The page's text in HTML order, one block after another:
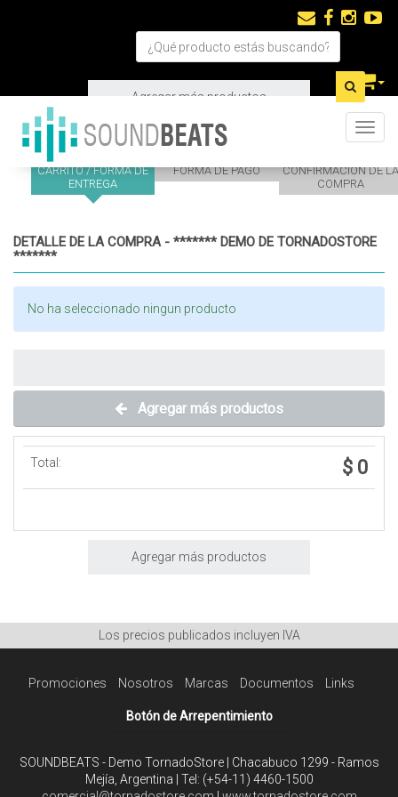
Agregar más productos
CARRITO / FORMA DE
ENTREGA
FORMA DE PAGO
CONFIRMACION DE LA
COMPRA
DETALLE DE LA COMPRA - ******* DEMO DE TORNADOSTORE
*******
No ha seleccionado ningun producto
Agregar más productos
Total: $ 0
Agregar más productos
Los precios publicados incluyen IVA
Promociones Nosotros Marcas Documentos Links
Botón de Arrepentimiento
SOUNDBEATS - Demo TornadoStore | Chacabuco 1299 - Ramos
Mejía, Argentina | Tel: (+54-11) 4460-1500